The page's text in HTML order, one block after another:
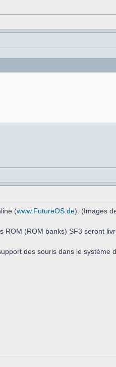
(www.FutureOS.de). (Images
ROM (ROM banks) SF3 seront
des souris dans le système